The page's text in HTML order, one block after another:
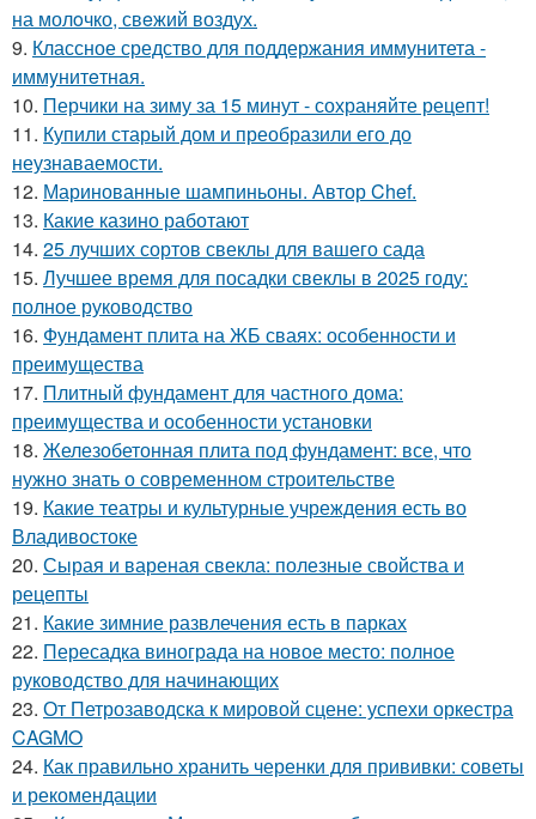
на молoчко, свeжий воздух.
9. Классное средство для поддержания иммунитета -
иммyнитeтнaя.
10. Перчики на зиму за 15 минут - сохраняйте рецепт!
11. Купили старый дом и преобразили его до
неузнаваемости.
12. Маринованные шампиньоны. Автор Chef.
13. Какие казино работают
14. 25 лучших сортов свеклы для вашего сада
15. Лучшее время для посадки свеклы в 2025 году:
полное руководство
16. Фундамент плита на ЖБ сваях: особенности и
преимущества
17. Плитный фундамент для частного дома:
преимущества и особенности установки
18. Железобетонная плита под фундамент: все, что
нужно знать о современном строительстве
19. Какие театры и культурные учреждения есть во
Владивостоке
20. Сырая и вареная свекла: полезные свойства и
рецепты
21. Какие зимние развлечения есть в парках
22. Пересадка винограда на новое место: полное
руководство для начинающих
23. От Петрозаводска к мировой сцене: успехи оркестра
CAGMO
24. Как правильно хранить черенки для прививки: советы
и рекомендации